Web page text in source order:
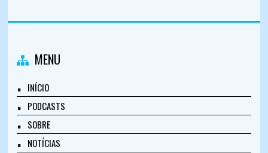
MENU
INÍCIO
PODCASTS
SOBRE
NOTÍCIAS